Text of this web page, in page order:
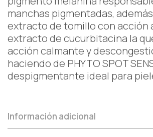
manchas pigmentadas,
extracto de tomillo con acción
extracto de cucurbitacina la
acción calmante y
haciendo de PHYTO SPOT
despigmentante ideal para
Información adicional